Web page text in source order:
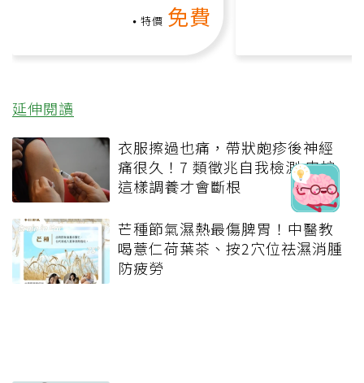
特價 免費
延伸閱讀
衣服擦過也痛，帶狀皰疹後神經
痛很久！7 類徵兆自我檢測 皮蛇
這樣調養才會斷根
芒種節氣濕熱最傷脾胃！中醫教
喝薏仁荷葉茶、按2穴位祛濕消腫
防疲勞